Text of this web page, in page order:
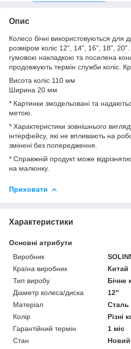
Опис
Колесо бічні використовуються для
розміром коліс 12", 14", 16", 18", 20".
гумовою накладкою та посилена
продовжують термін служби коліс.
Висота коліс 110 мм
Ширина 20 мм
* Картинки змодельовані та
метою.
* Характеристики зовнішнього
інтерфейсу, які не впливають на
змінені без попередження.
* Справжній продукт може
на малюнку.
Приховати
Характеристики
Основні атрибути
Виробник
Країна виробник
Китай
Тип виробу
Бічне
Діаметр колеса/диска
12"
Матеріал
Сталь
Колір
Різні
Гарантійний термін
1 міс
Стан
Новий